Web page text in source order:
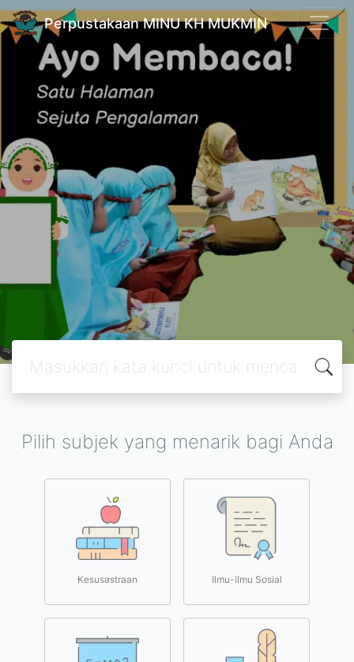
Perpustakaan MINU KH MUKMIN
Pilih subjek yang menarik bagi Anda
Kesusastraan Ilmu-ilmu Sosial